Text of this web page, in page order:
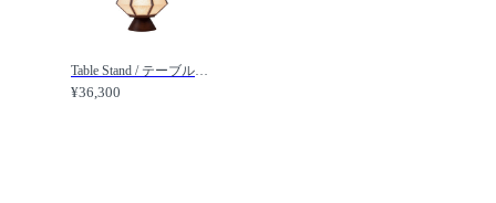
Table Stand / テーブルスタンド #106719 / FLYMEe Japan Style / フライミージャパンスタイル
¥36,300